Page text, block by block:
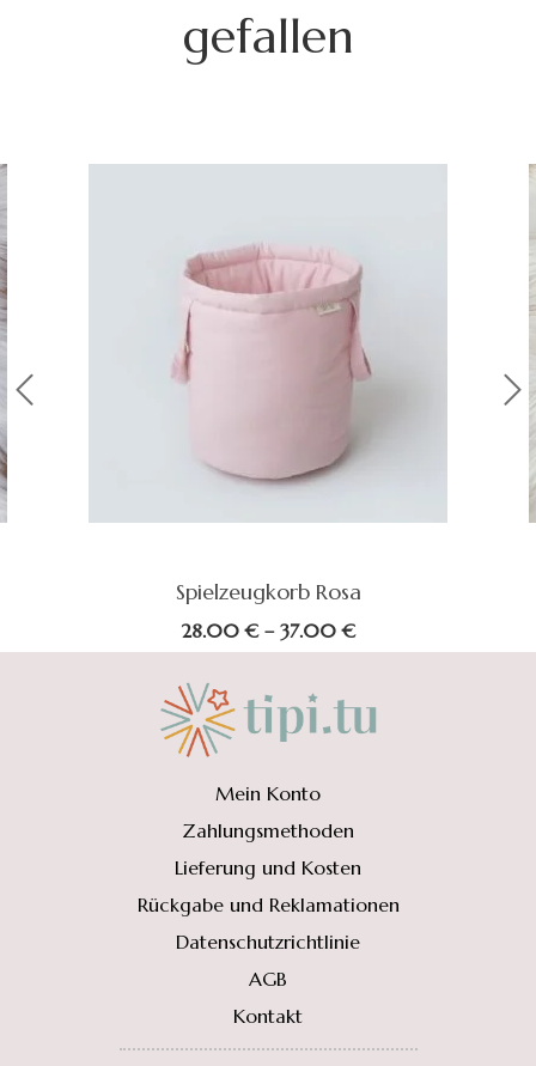
gefallen
Spielzeugkorb Rosa
28.00€ – 37.00€Preisspanne:
28.00 €
Mein Konto
Zahlungsmethoden
Lieferung und Kosten
Rückgabe und Reklamationen
Datenschutzrichtlinie
AGB
Kontakt